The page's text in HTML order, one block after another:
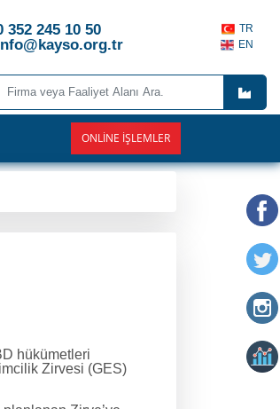
352 245 10 50
TR
EN
ONLINE İŞLEMLER
hükümetleri
Zirvesi (GES)